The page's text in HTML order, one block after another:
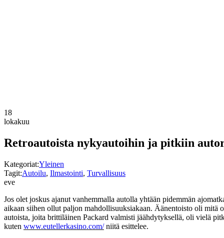
18
lokakuu
Retroautoista nykyautoihin ja pitkiin
Kategoriat:Yleinen
Tagit:Autoilu, Ilmastointi, Turvallisuus
eve
Jos olet joskus ajanut vanhemmalla autolla yhtään pidemmän
aikaan siihen ollut paljon mahdollisuuksiakaan. Äänentoisto oli
autoista, joita brittiläinen Packard valmisti jäähdytyksellä, oli vielä
kuten www.eutellerkasino.com/niitä esittelee.